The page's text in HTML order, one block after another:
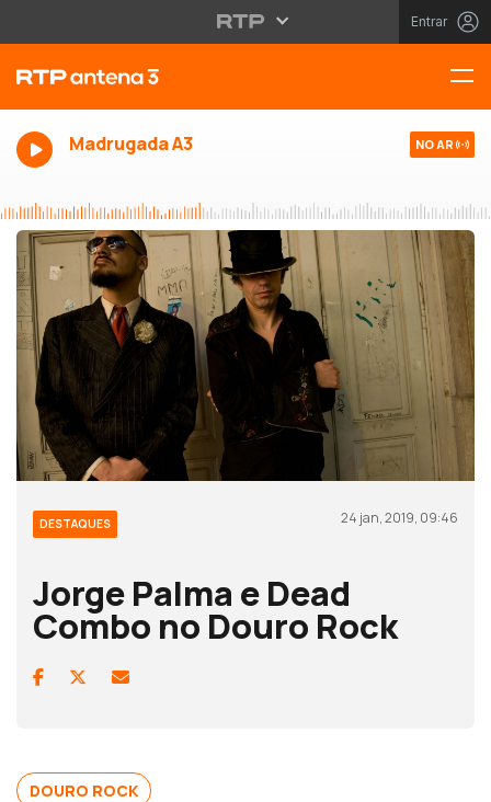
Entrar
Madrugada A3 NO AR
DESTAQUES 24 jan, 2019, 09:46
Jorge Palma e Dead
Combo no Douro Rock
DOURO ROCK